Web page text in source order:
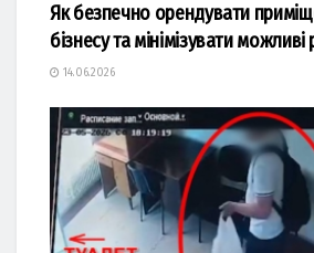
Як безпечно орендувати
бізнесу та мінімізувати можливі
14.06.2026